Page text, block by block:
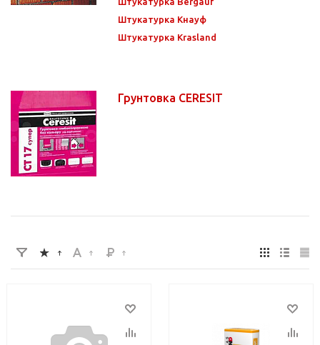
Штукатурка Кнауф
Штукатурка Krasland
Грунтовка CERESIT